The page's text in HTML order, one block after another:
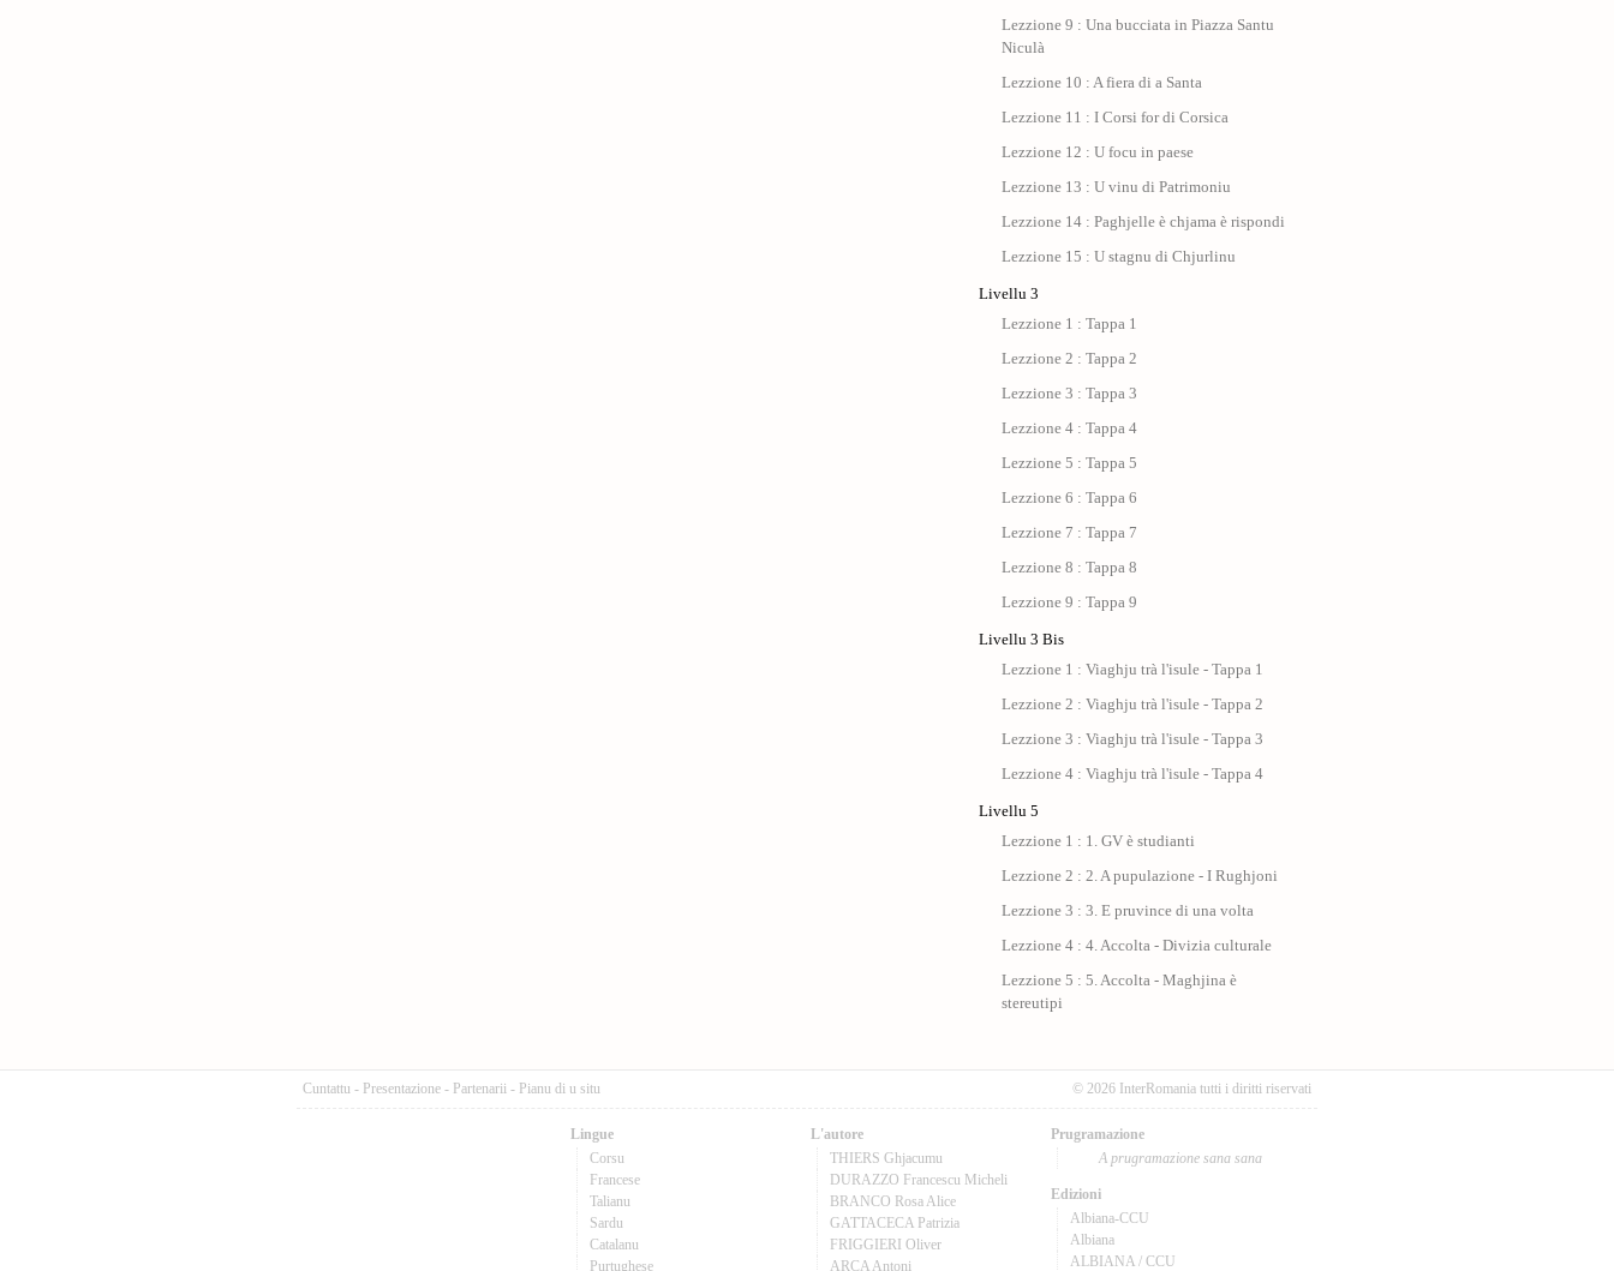
Lezzione 9 : Una bucciata in Piazza Santu
Niculà
Lezzione 10 : A fiera di a Santa
Lezzione 11 : I Corsi for di Corsica
Lezzione 12 : U focu in paese
Lezzione 13 : U vinu di Patrimoniu
Lezzione 14 : Paghjelle è chjama è rispondi
Lezzione 15 : U stagnu di Chjurlinu
Livellu 3
Lezzione 1 : Tappa 1
Lezzione 2 : Tappa 2
Lezzione 3 : Tappa 3
Lezzione 4 : Tappa 4
Lezzione 5 : Tappa 5
Lezzione 6 : Tappa 6
Lezzione 7 : Tappa 7
Lezzione 8 : Tappa 8
Lezzione 9 : Tappa 9
Livellu 3 Bis
Lezzione 1 : Viaghju trà l'isule - Tappa 1
Lezzione 2 : Viaghju trà l'isule - Tappa 2
Lezzione 3 : Viaghju trà l'isule - Tappa 3
Lezzione 4 : Viaghju trà l'isule - Tappa 4
Livellu 5
Lezzione 1 : 1. GV è studianti
Lezzione 2 : 2. A pupulazione - I Rughjoni
Lezzione 3 : 3. E pruvince di una volta
Lezzione 4 : 4. Accolta - Divizia culturale
Lezzione 5 : 5. Accolta - Maghjina è
stereutipi
Cuntattu - Presentazione - Partenarii - Pianu di u situ © 2026 InterRomania tutti i diritti riservati
Lingue
Corsu
Francese
Talianu
Sardu
Catalanu
Purtughese
L'autore
THIERS Ghjacumu
DURAZZO Francescu Micheli
BRANCO Rosa Alice
GATTACECA Patrizia
FRIGGIERI Oliver
ARCA Antoni
Prugramazione
A prugramazione sana sana
Edizioni
Albiana-CCU
Albiana
ALBIANA / CCU